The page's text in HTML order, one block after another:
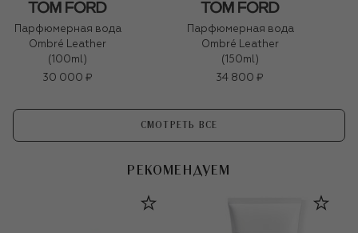
Парфюмерная вода
Ombré Leather
(100ml)
30 000 ₽
Парфюмерная вода
Ombré Leather
(150ml)
34 800 ₽
СМОТРЕТЬ ВСЕ
РЕКОМЕНДУЕМ